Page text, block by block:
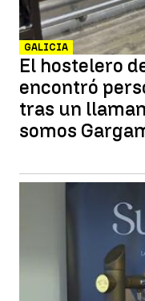
GALICIA
El hostelero
encontró
tras un
somos